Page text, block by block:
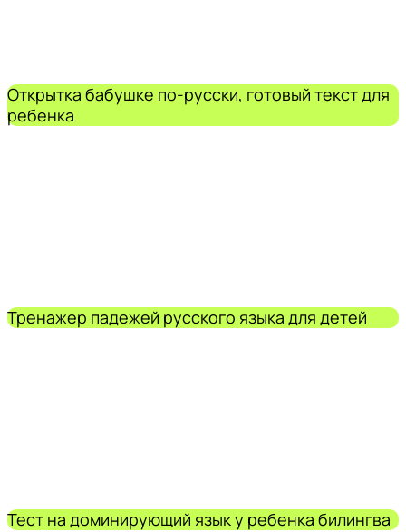
Открытка бабушке по-русски, готовый текст для
ребенка
Тренажер падежей русского языка для детей
Тест на доминирующий язык у ребенка билингва